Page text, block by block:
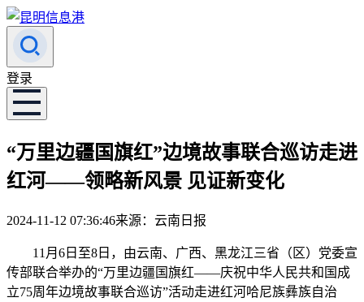
登录
“万里边疆国旗红”边境故事联合巡访走进
红河——领略新风景 见证新变化
2024-11-12 07:36:46来源：云南日报
11月6日至8日，由云南、广西、黑龙江三省（区）党委宣
传部联合举办的“万里边疆国旗红——庆祝中华人民共和国成
立75周年边境故事联合巡访”活动走进红河哈尼族彝族自治